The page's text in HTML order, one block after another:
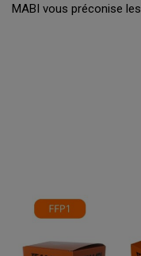
MABI vous préconise les